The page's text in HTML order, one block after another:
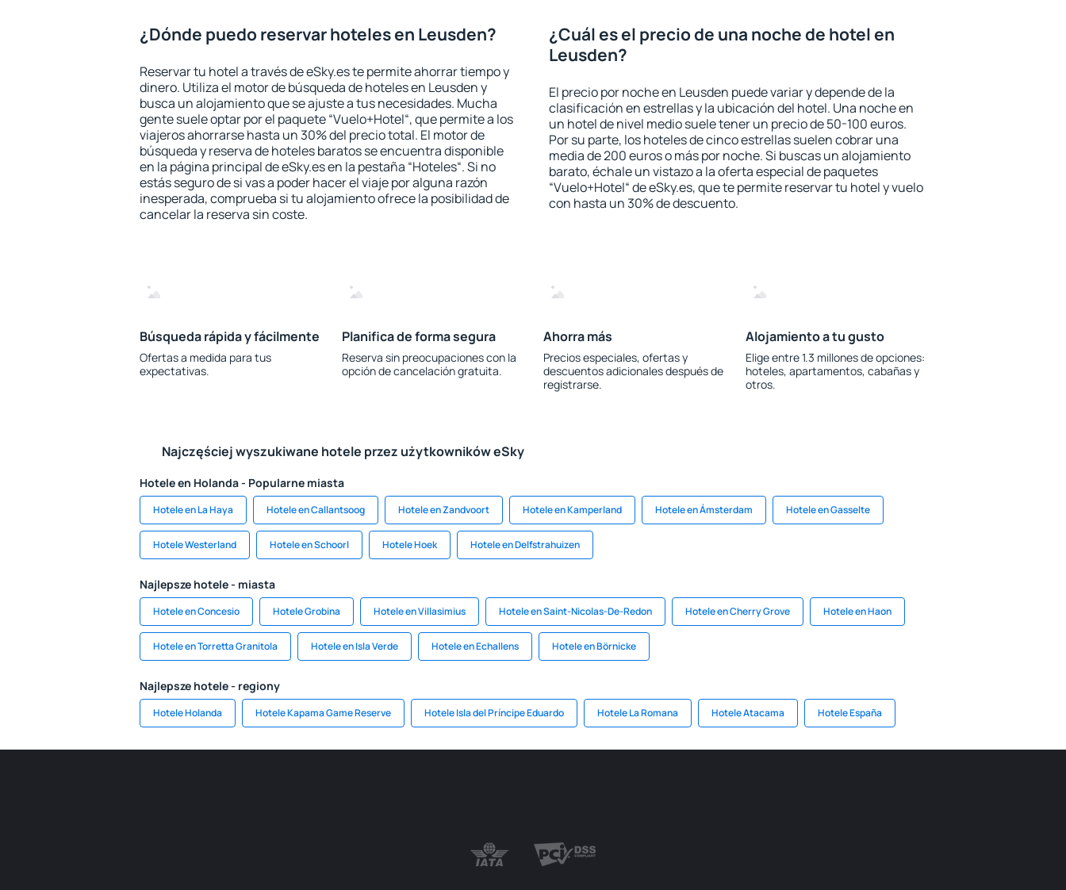
¿Dónde puedo reservar hoteles en Leusden?
Reservar tu hotel a través de eSky.es te permite ahorrar tiempo y
dinero. Utiliza el motor de búsqueda de hoteles en Leusden y
busca un alojamiento que se ajuste a tus necesidades. Mucha
gente suele optar por el paquete “Vuelo+Hotel“, que permite a los
viajeros ahorrarse hasta un 30% del precio total. El motor de
búsqueda y reserva de hoteles baratos se encuentra disponible
en la página principal de eSky.es en la pestaña “Hoteles“. Si no
estás seguro de si vas a poder hacer el viaje por alguna razón
inesperada, comprueba si tu alojamiento ofrece la posibilidad de
cancelar la reserva sin coste.
¿Cuál es el precio de una noche de hotel en
Leusden?
El precio por noche en Leusden puede variar y depende de la
clasificación en estrellas y la ubicación del hotel. Una noche en
un hotel de nivel medio suele tener un precio de 50-100 euros.
Por su parte, los hoteles de cinco estrellas suelen cobrar una
media de 200 euros o más por noche. Si buscas un alojamiento
barato, échale un vistazo a la oferta especial de paquetes
“Vuelo+Hotel“ de eSky.es, que te permite reservar tu hotel y vuelo
con hasta un 30% de descuento.
Búsqueda rápida y fácilmente
Ofertas a medida para tus
expectativas.
Planifica de forma segura
Reserva sin preocupaciones con la
opción de cancelación gratuita.
Ahorra más
Precios especiales, ofertas y
descuentos adicionales después de
registrarse.
Alojamiento a tu gusto
Elige entre 1.3 millones de opciones:
hoteles, apartamentos, cabañas y
otros.
Najczęściej wyszukiwane hotele przez użytkowników eSky
Hotele en Holanda - Popularne miasta
Hotele en La Haya Hotele en Callantsoog Hotele en Zandvoort Hotele en Kamperland Hotele en Ámsterdam Hotele en Gasselte
Hotele Westerland Hotele en Schoorl Hotele Hoek Hotele en Delfstrahuizen
Najlepsze hotele - miasta
Hotele en Concesio Hotele Grobina Hotele en Villasimius Hotele en Saint-Nicolas-De-Redon Hotele en Cherry Grove Hotele en Haon
Hotele en Torretta Granitola Hotele en Isla Verde Hotele en Echallens Hotele en Börnicke
Najlepsze hotele - regiony
Hotele Holanda Hotele Kapama Game Reserve Hotele Isla del Príncipe Eduardo Hotele La Romana Hotele Atacama Hotele España